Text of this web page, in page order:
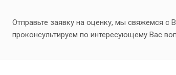
Отправьте заявку на оценку, мы свяжемся с
проконсультируем по интересующему Вас